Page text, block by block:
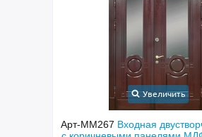
Увеличить
Арт-ММ267Входная